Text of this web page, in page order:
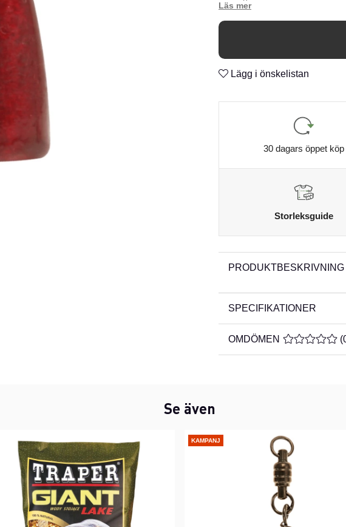
Konisk
n
Lägg i önskelistan
30 dagars öppet köp
Storleksguide
PRODUKTBESKRIVNING
SPECIFIKATIONER
OMDÖMEN (
Se även
KAMPANJ